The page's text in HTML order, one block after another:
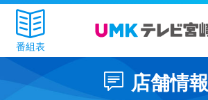
番組表
店舗情報